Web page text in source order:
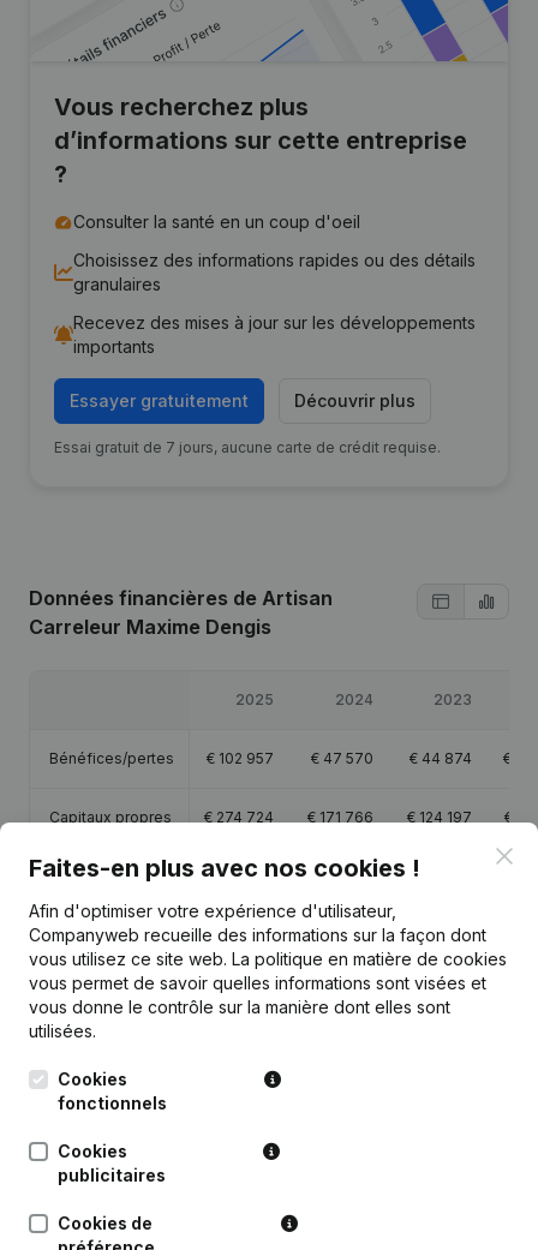
Vous recherchez plus
d’informations sur cette entreprise
?
Consulter la santé en un coup d'oeil
Choisissez des informations rapides ou des détails
granulaires
Recevez des mises à jour sur les développements
importants
Essayer gratuitement Découvrir plus
Essai gratuit de 7 jours, aucune carte de crédit requise.
Données financières de Artisan
Carreleur Maxime Dengis
2025 2024 2023
Bénéfices/pertes € 102 957 € 47 570 € 44 874 €
Capitaux propres € 274 724 € 171 766 € 124 197 €
Marge brute € 451 704 € 278 590 € 228 653
Personnel 6 3,4 2,9
Publications de Artisan Carreleur Maxime Dengis
Date Publication
Faites-en plus avec nos cookies !
Afin d'optimiser votre expérience d'utilisateur,
Companyweb recueille des informations sur la façon dont
vous utilisez ce site web. La politique en matière de cookies
vous permet de savoir quelles informations sont visées et
vous donne le contrôle sur la manière dont elles sont
utilisées.
Cookies
fonctionnels
Cookies
publicitaires
Cookies de